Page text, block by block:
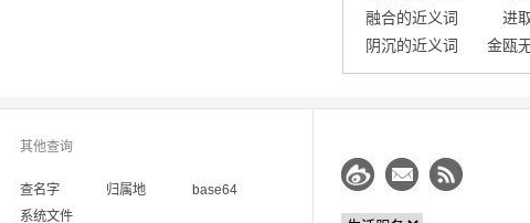
融合的近义词
进
阴沉的近义词
金瓯
其他查询
查名字 归属地
base64
系统文件